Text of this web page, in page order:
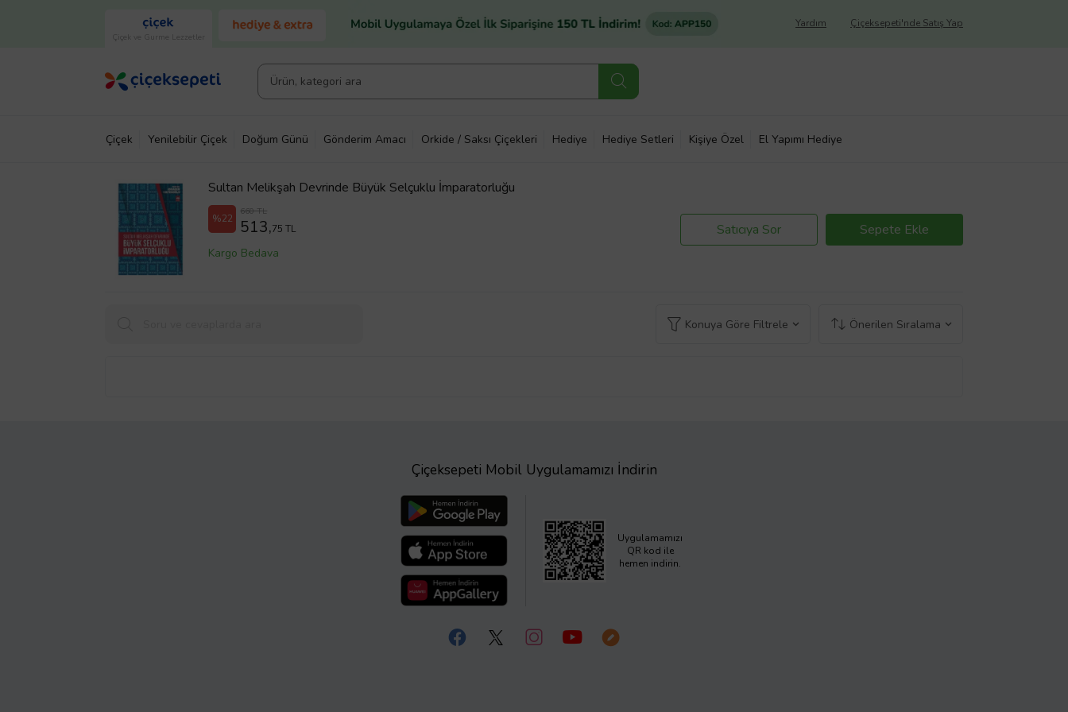
Çiçek ve Gurme Lezzetler
Çiçeksepeti'nde Satış Yap
Yardım
Çiçek Yenilebilir Çiçek Doğum Günü Gönderim Amacı Orkide / Saksı Çiçekleri Hediye Hediye Setleri Kişiye Özel El Yapımı Hediye
Sultan Melikşah Devrinde Büyük Selçuklu İmparatorluğu
%22
660 TL
513,75 TL
Kargo Bedava
Satıcıya Sor Sepete Ekle
Konuya Göre Filtrele Önerilen Sıralama
Çiçeksepeti Mobil Uygulamamızı İndirin
Uygulamamızı
QR kod ile
hemen indirin.